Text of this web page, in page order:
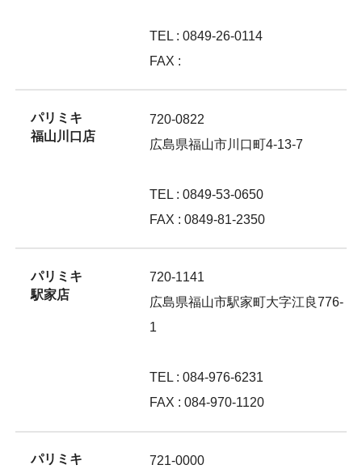
TEL : 0849-26-0114
FAX :
パリミキ
福山川口店
720-0822
広島県福山市川口町4-13-7
TEL : 0849-53-0650
FAX : 0849-81-2350
パリミキ
駅家店
720-1141
広島県福山市駅家町大字江良776-
1
TEL : 084-976-6231
FAX : 084-970-1120
パリミキ
721-0000